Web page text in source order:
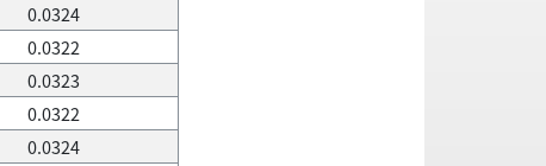
0.0324
0.0322
0.0323
0.0322
0.0324